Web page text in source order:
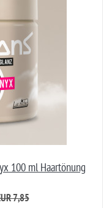
100 ml Haartönung
7,85